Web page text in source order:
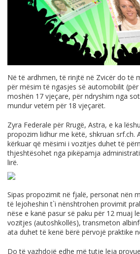
Në të ardhmen, të rinjtë në Zvicër do të
për mësim të ngasjes së automobilit
moshën 17 vjeçare, për ndryshim nga
mundur vetëm për 18 vjeçarët.
Zyra Federale për Rrugë, Astra, e ka
propozim lidhur me këtë, shkruan srf.ch.
kërkuar që mësimi i vozitjes duhet të
thjeshtësohet nga pikëpamja
lirë.
Sipas propozimit në fjalë, personat nën
të lejoheshin t`i nënshtrohen provimit
nëse e kanë pasur së paku për 12 muaj
vozitjes (autoshkollës), transmeton
ata duhet të kenë bërë përvojë praktike
Do të vazhdojë edhe më tutje leja